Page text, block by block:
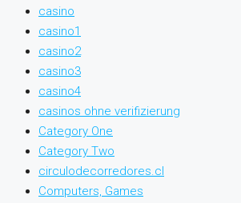
casino
casino1
casino2
casino3
casino4
casinos ohne verifizierung
Category One
Category Two
circulodecorredores.cl
Computers, Games